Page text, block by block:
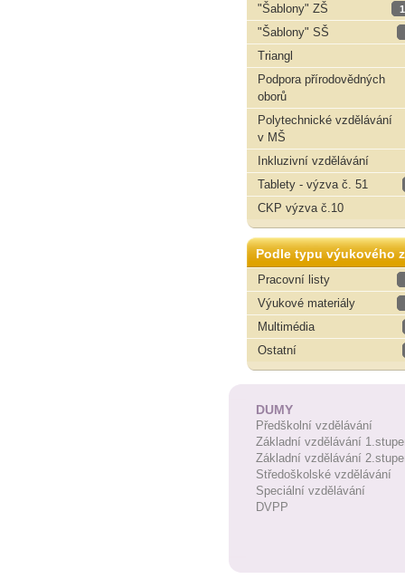
"Šablony" ZŠ
"Šablony" SŠ
Triangl
Podpora přírodovědných
oborů
Polytechnické vzdělávání
v MŠ
Inkluzivní vzdělávání
Tablety - výzva č. 51
CKP výzva č.10
Podle typu výukového
Pracovní listy
Výukové materiály
Multimédia
Ostatní
DUMY
Předškolní vzdělávání
Základní vzdělávání
Základní vzdělávání
Středoškolské vzdělávání
Speciální vzdělávání
DVPP